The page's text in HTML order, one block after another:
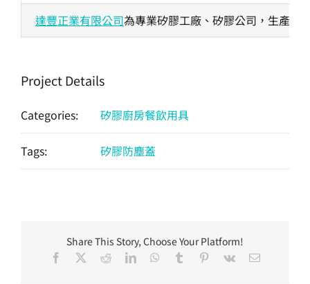
達豐正業有限公司為專業矽膠工廠、矽膠公司，生產各
Project Details
Categories: 矽膠廚房餐飲用具
Tags: 矽膠防塵蓋
Share This Story, Choose Your Platform!
Facebook RedditLinkedInWhatsApp
Tumblr Pinterest
Vk Email: